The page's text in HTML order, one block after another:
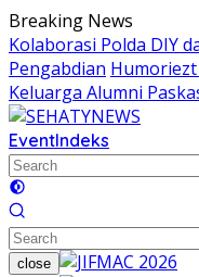
Skip
to
content
Breaking News
Kolaborasi Polda DIY
Pengabdian Humoriezt
Keluarga Alumni
EventIndeks
close